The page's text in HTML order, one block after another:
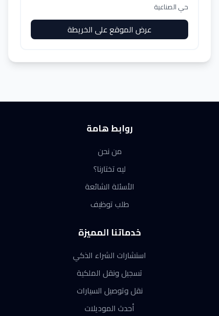
حي الصناعية
عرض الموقع على الخريطة
روابط هامة
من نحن
ليه تختارنا؟
الأسئلة الشائعة
طلب توظيف
خدماتنا المميزة
استشارات الشراء الذكي
تسجيل ونقل الملكية
نقل وتوصيل السيارات
أحدث الموديلات